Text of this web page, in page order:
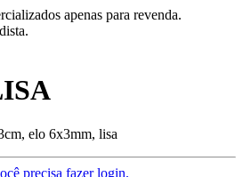
apenas para revenda.
elo 6x3mm, lisa
precisa fazer login.